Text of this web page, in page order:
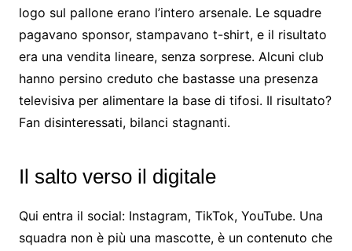
logo sul pallone erano l’intero arsenale. Le squadre
pagavano sponsor, stampavano t-shirt, e il risultato
era una vendita lineare, senza sorprese. Alcuni club
hanno persino creduto che bastasse una presenza
televisiva per alimentare la base di tifosi. Il risultato?
Fan disinteressati, bilanci stagnanti.
Il salto verso il digitale
Qui entra il social: Instagram, TikTok, YouTube. Una
squadra non è più una mascotte, è un contenuto che